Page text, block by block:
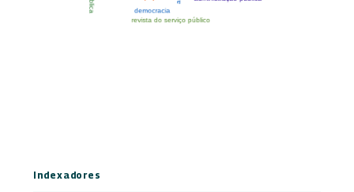
Indexadores